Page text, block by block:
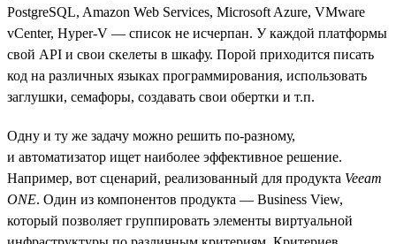
PostgreSQL, Amazon Web Services, Microsoft Azure, VMware
vCenter, Hyper-V — список не исчерпан. У каждой платформы
свой API и свои скелеты в шкафу. Порой приходится писать
код на различных языках программирования, использовать
заглушки, семафоры, создавать свои обертки и т.п.
Одну и ту же задачу можно решить по-разному,
и автоматизатор ищет наиболее эффективное решение.
Например, вот сценарий, реализованный для продукта Veeam
ONE. Один из компонентов продукта — Business View,
который позволяет группировать элементы виртуальной